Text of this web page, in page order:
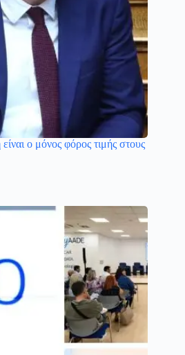
ο μόνος φόρος τιμής στους